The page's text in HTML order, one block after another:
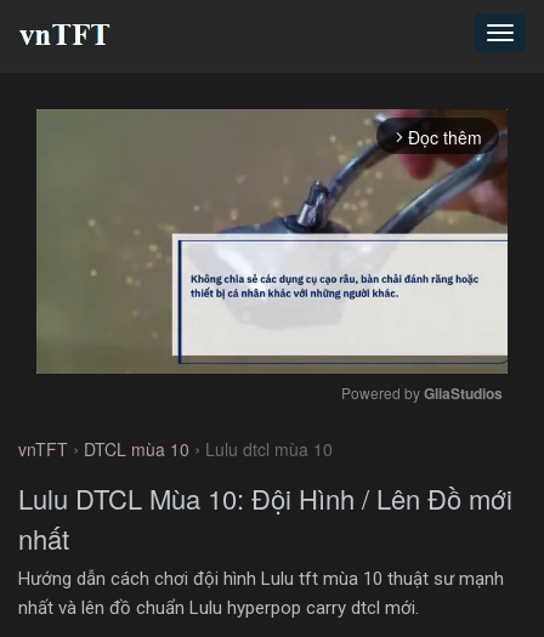
arrow_forward_ios Đọc thêm
Powered by GliaStudios
vnTFT › DTCL mùa 10 › Lulu dtcl mùa 10
Lulu DTCL Mùa 10: Đội Hình / Lên Đồ mới
nhất
Hướng dẫn cách chơi đội hình Lulu tft mùa 10 thuật sư mạnh
nhất và lên đồ chuẩn Lulu hyperpop carry dtcl mới.